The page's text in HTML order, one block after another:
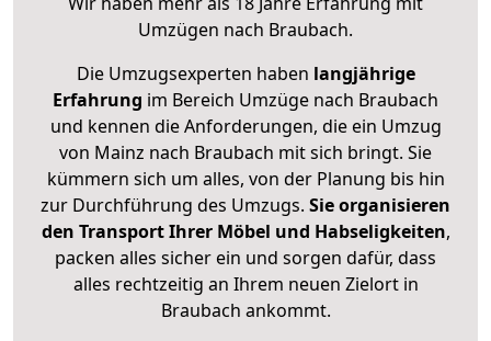
Umzügen nach Braubach.
Die Umzugsexperten haben langjährige
Erfahrung im Bereich Umzüge nach Braubach
und kennen die Anforderungen, die ein Umzug
von Mainz nach Braubach mit sich bringt. Sie
kümmern sich um alles, von der Planung bis hin
zur Durchführung des Umzugs. Sie organisieren
den Transport Ihrer Möbel und Habseligkeiten,
packen alles sicher ein und sorgen dafür, dass
alles rechtzeitig an Ihrem neuen Zielort in
Braubach ankommt.